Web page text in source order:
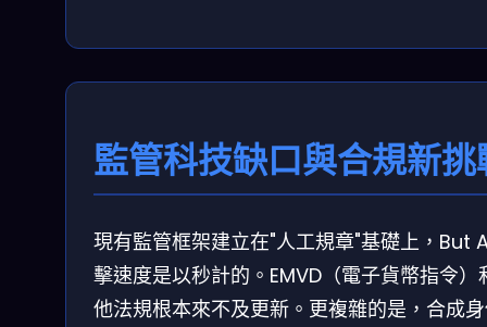
監管科技缺口與合規新挑
現有監管框架建立在"人工規章"基礎上，But
擊速度是以秒計的。EMVD（電子貨幣指令）
他法規根本來不及更新。更複雜的是，合成